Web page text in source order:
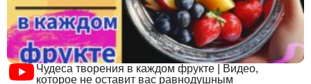
Чудеса творения в каждом фрукте | Видео,
которое не оставит вас равнодушным